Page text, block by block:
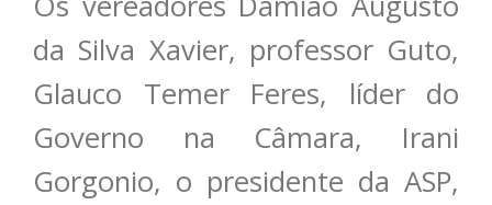
da Silva Xavier, professor Guto,
Glauco Temer Feres, líder do
Governo na Câmara, Irani
Gorgonio, o presidente da ASP,